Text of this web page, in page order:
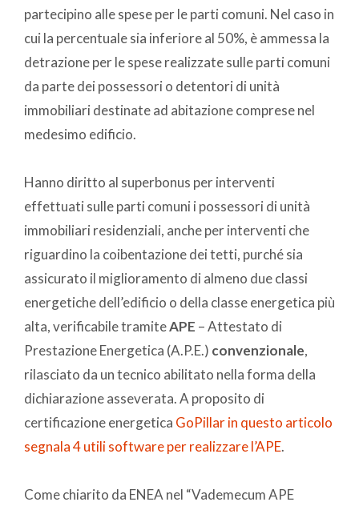
partecipino alle spese per le parti comuni. Nel caso in
cui la percentuale sia inferiore al 50%, è ammessa la
detrazione per le spese realizzate sulle parti comuni
da parte dei possessori o detentori di unità
immobiliari destinate ad abitazione comprese nel
medesimo edificio.
Hanno diritto al superbonus per interventi
effettuati sulle parti comuni i possessori di unità
immobiliari residenziali, anche per interventi che
riguardino la coibentazione dei tetti, purché sia
assicurato il miglioramento di almeno due classi
energetiche dell’edificio o della classe energetica più
alta, verificabile tramiteAPE – Attestato di
Prestazione Energetica (A.P.E.) convenzionale,
rilasciato da un tecnico abilitato nella forma della
dichiarazione asseverata. A proposito di
certificazione energetica GoPillar in questo articolo
segnala 4 utili software per realizzare l’APE.
Come chiarito da ENEA nel “Vademecum APE